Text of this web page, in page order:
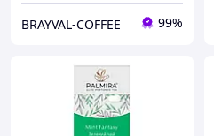
BRAYVAL-COFFEE 99%